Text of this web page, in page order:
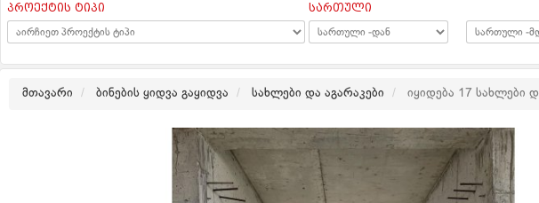
პროექტის ტიპი სართული
მთავარი ბინების ყიდვა გაყიდვა სახლები და აგარაკები იყიდება 17 სახლები